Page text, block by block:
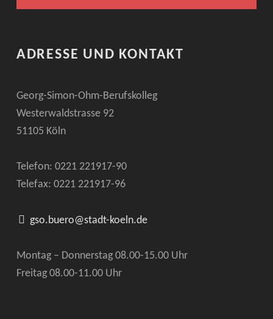
ADRESSE UND KONTAKT
Georg-Simon-Ohm-Berufskolleg
Westerwaldstrasse 92
51105 Köln
Telefon: 0221 221917-90
Telefax: 0221 221917-96
gso.buero@stadt-koeln.de
Montag – Donnerstag 08.00-15.00 Uhr
Freitag 08.00-11.00 Uhr